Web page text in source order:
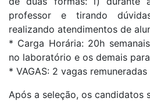
professor e tirando
realizando atendimentos de
* Carga Horária: 20h
no laboratório e os demais
* VAGAS: 2 vagas
Após a seleção, os candidatos